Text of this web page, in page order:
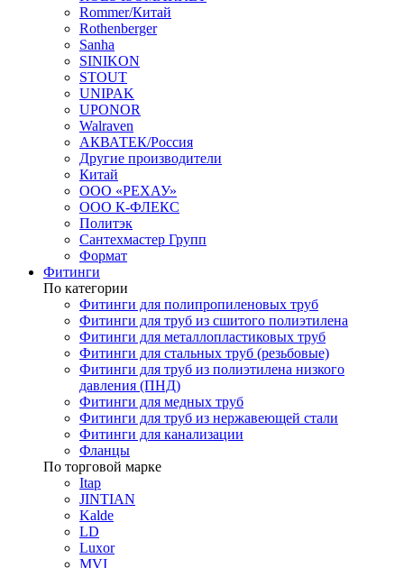
Rommer/Китай
Rothenberger
Sanha
SINIKON
STOUT
UNIPAK
UPONOR
Walraven
АКВАТЕК/Россия
Другие производители
Китай
ООО «РЕХАУ»
ООО К-ФЛЕКС
Политэк
Сантехмастер Групп
Формат
Фитинги
По категории
Фитинги для полипропиленовых труб
Фитинги для труб из сшитого полиэтилена
Фитинги для металлопластиковых труб
Фитинги для стальных труб (резьбовые)
Фитинги для труб из полиэтилена низкого
давления (ПНД)
Фитинги для медных труб
Фитинги для труб из нержавеющей стали
Фитинги для канализации
Фланцы
По торговой марке
Itap
JINTIAN
Kalde
LD
Luxor
MVI